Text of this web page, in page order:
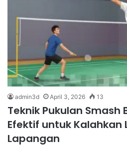
admin3d April 3, 2026 13
Teknik Pukulan
Efektif untuk Kalahkan
Lapangan